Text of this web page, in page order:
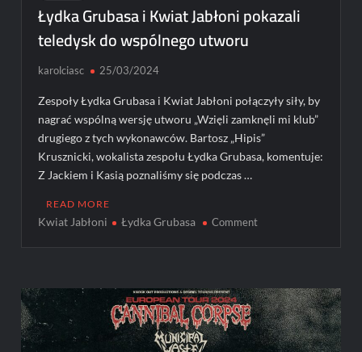
Łydka Grubasa i Kwiat Jabłoni pokazali
teledysk do wspólnego utworu
karolciasc 25/03/2024
Zespoły Łydka Grubasa i Kwiat Jabłoni połączyły siły, by
nagrać wspólną wersję utworu „Wzięli zamknęli mi klub”
drugiego z tych wykonawców. Bartosz „Hipis”
Krusznicki, wokalista zespołu Łydka Grubasa, komentuje:
Z Jackiem i Kasią poznaliśmy się podczas …
READ MORE
Kwiat Jabłoni Łydka Grubasa Commenton
Kwiat
Jabłoni
pokazali
teledysk